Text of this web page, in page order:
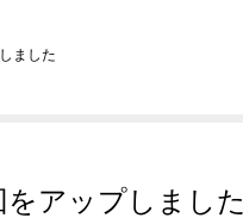
ました
をアップしました